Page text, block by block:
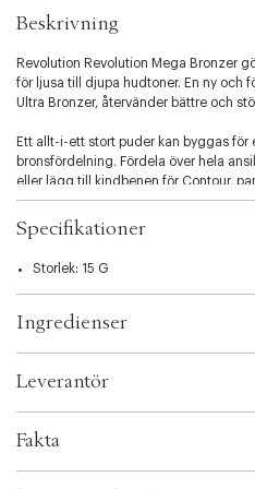
t
.
v
a
i
a
t
i
o
.
l
t
n
Beskrivning
Revolution Revolution Mega Bronzer
för ljusa till djupa hudtoner. En ny och
Ultra Bronzer, återvänder bättre och
Ett allt-i-ett stort puder kan byggas för
bronsfördelning. Fördela över hela
eller lägg till kindbenen för Contour,
Avsluta med en av våra Revolution
de viktigaste områdena i ansiktet.
Inga djurförsök. Vegansk.
Specifikationer
Storlek: 15 G
Ingredienser
OBS:
Leverantör
Fakta